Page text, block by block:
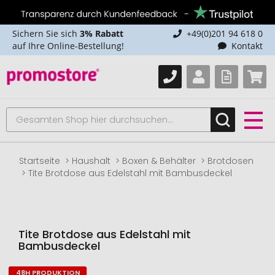
Sichern Sie sich 3% Rabatt
auf Ihre Online-Bestellung!
+49(0)201 94 618 0
Kontakt
Startseite Haushalt Boxen & Behälter
Brotdosen
Tite Brotdose aus Edelstahl mit Bambusdeckel
Tite Brotdose aus Edelstahl mit
Bambusdeckel
48H PRODUKTION